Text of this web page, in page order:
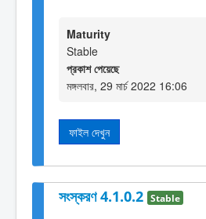
Maturity
Stable
প্রকাশ পেয়েছে
মঙ্গলবার, 29 মার্চ 2022 16:06
ফাইল দেখুন
সংস্করণ 4.1.0.2 Stable